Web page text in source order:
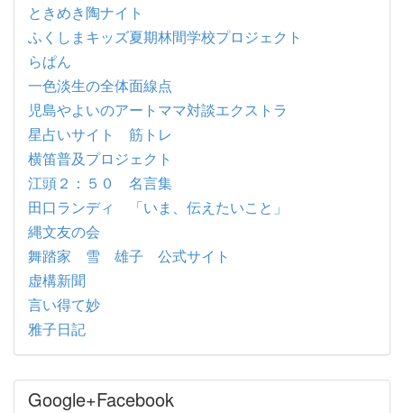
ときめき陶ナイト
ふくしまキッズ夏期林間学校プロジェクト
らぱん
一色淡生の全体面線点
児島やよいのアートママ対談エクストラ
星占いサイト 筋トレ
横笛普及プロジェクト
江頭２：５０ 名言集
田口ランディ 「いま、伝えたいこと」
縄文友の会
舞踏家 雪 雄子 公式サイト
虚構新聞
言い得て妙
雅子日記
Google+Facebook